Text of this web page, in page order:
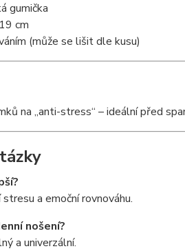
gumička
cm
(může se lišit dle kusu)
na „anti-stress“ – ideální před
a emoční rovnováhu.
nošení?
a univerzální.